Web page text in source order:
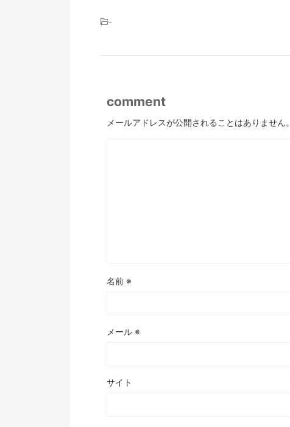
-
comment
メールアドレスが公開されることはありません。
名前 ※
メール ※
サイト